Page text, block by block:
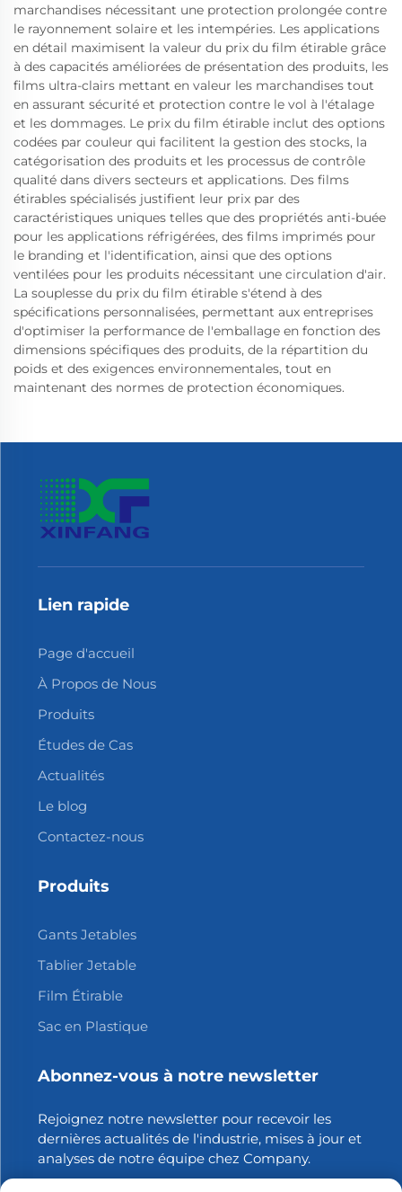
marchandises nécessitant une protection prolongée contre
le rayonnement solaire et les intempéries. Les applications
en détail maximisent la valeur du prix du film étirable grâce
à des capacités améliorées de présentation des produits, les
films ultra-clairs mettant en valeur les marchandises tout
en assurant sécurité et protection contre le vol à l'étalage
et les dommages. Le prix du film étirable inclut des options
codées par couleur qui facilitent la gestion des stocks, la
catégorisation des produits et les processus de contrôle
qualité dans divers secteurs et applications. Des films
étirables spécialisés justifient leur prix par des
caractéristiques uniques telles que des propriétés anti-buée
pour les applications réfrigérées, des films imprimés pour
le branding et l'identification, ainsi que des options
ventilées pour les produits nécessitant une circulation d'air.
La souplesse du prix du film étirable s'étend à des
spécifications personnalisées, permettant aux entreprises
d'optimiser la performance de l'emballage en fonction des
dimensions spécifiques des produits, de la répartition du
poids et des exigences environnementales, tout en
maintenant des normes de protection économiques.
Lien rapide
Page d'accueil
À Propos de Nous
Produits
Études de Cas
Actualités
Le blog
Contactez-nous
Produits
Gants Jetables
Tablier Jetable
Film Étirable
Sac en Plastique
Abonnez-vous à notre newsletter
Rejoignez notre newsletter pour recevoir les
dernières actualités de l'industrie, mises à jour et
analyses de notre équipe chez Company.